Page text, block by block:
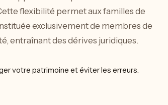
flexibilité permet aux familles de
exclusivement de membres de
entraînant des dérives juridiques.